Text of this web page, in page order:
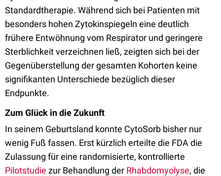
Standardtherapie. Während sich bei Patienten mit
besonders hohen Zytokinspiegeln eine deutlich
frühere Entwöhnung vom Respirator und geringere
Sterblichkeit verzeichnen ließ, zeigten sich bei der
Gegenüberstellung der gesamten Kohorten keine
signifikanten Unterschiede bezüglich dieser
Endpunkte.
Zum Glück in die Zukunft
In seinem Geburtsland konnte CytoSorb bisher nur
wenig Fuß fassen. Erst kürzlich erteilte die FDA die
Zulassung für eine randomisierte, kontrollierte
Pilotstudie zur Behandlung der Rhabdomyolyse, die